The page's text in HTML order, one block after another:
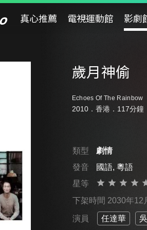
真心推薦 電視運動館 影劇
歲月神偷
Echoes Of The Rainbow
2010．香港．117分鐘
類型
劇情
發音
國語, 粵語
星等
下架時間 2030年12
演員 任達華